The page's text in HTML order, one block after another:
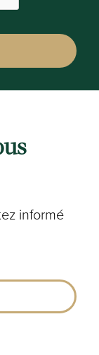
informé